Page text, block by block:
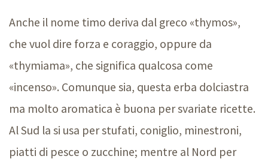
Anche il nome timo deriva dal greco «thymos»,
che vuol dire forza e coraggio, oppure da
«thymiama», che significa qualcosa come
«incenso». Comunque sia, questa erba dolciastra
ma molto aromatica è buona per svariate ricette.
Al Sud la si usa per stufati, coniglio, minestroni,
piatti di pesce o zucchine; mentre al Nord per